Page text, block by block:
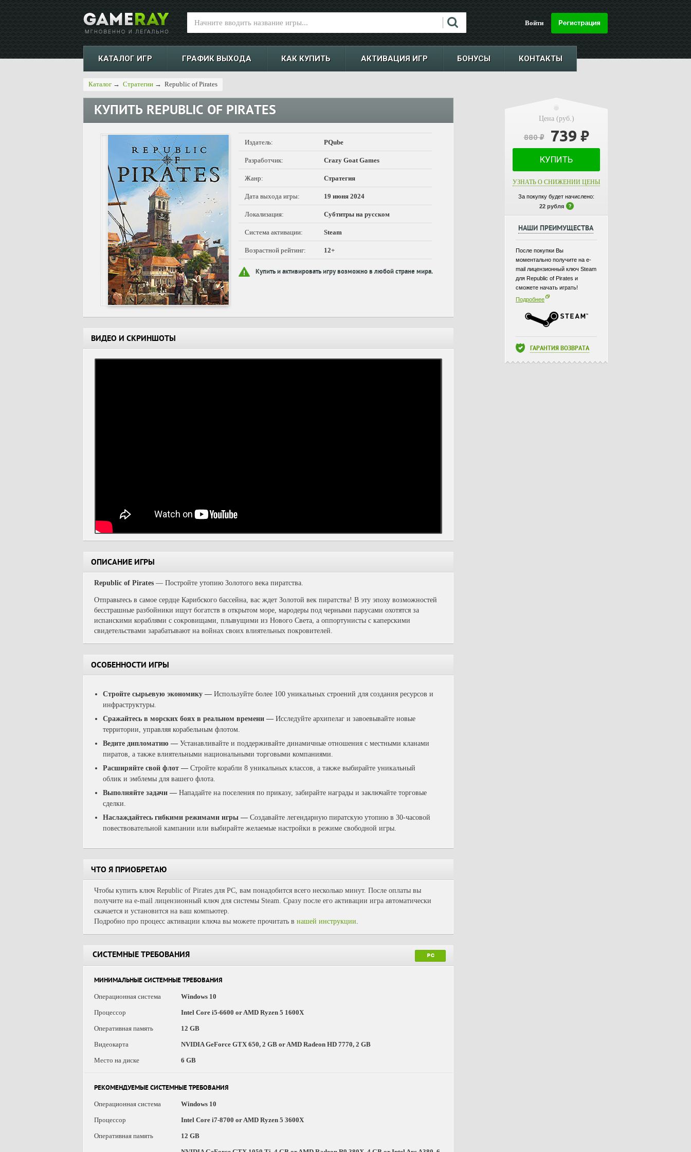
Войти
КАТАЛОГ ИГР ГРАФИК ВЫХОДА КАК КУПИТЬ АКТИВАЦИЯ ИГР БОНУСЫ КОНТАКТЫ
Каталог → Стратегии → Republic of Pirates
КУПИТЬ REPUBLIC OF PIRATES
Издатель: PQube
Разработчик: Crazy Goat Games
Жанр: Стратегия
Дата выхода игры: 19 июня 2024
Локализация: Субтитры на русском
Система активации: Steam
Возрастной рейтинг: 12+
Купить и активировать игру возможно в любой стране мира.
ВИДЕО И СКРИНШОТЫ
ОПИСАНИЕ ИГРЫ
Republic of Pirates — Постройте утопию Золотого века пиратства.
Отправьтесь в самое сердце Карибского бассейна, вас ждет Золотой век пиратства! В эту эпоху возможностей
бесстрашные разбойники ищут богатств в открытом море, мародеры под черными парусами охотятся за
испанскими кораблями с сокровищами, плывущими из Нового Света, а оппортунисты с каперскими
свидетельствами зарабатывают на войнах своих влиятельных покровителей.
ОСОБЕННОСТИ ИГРЫ
Стройте сырьевую экономику — Используйте более 100 уникальных строений для создания ресурсов и
инфраструктуры.
Сражайтесь в морских боях в реальном времени — Исследуйте архипелаг и завоевывайте новые
территории, управляя корабельным флотом.
Ведите дипломатию — Устанавливайте и поддерживайте динамичные отношения с местными кланами
пиратов, а также влиятельными национальными торговыми компаниями.
Расширяйте свой флот — Стройте корабли 8 уникальных классов, а также выбирайте уникальный
облик и эмблемы для вашего флота.
Выполняйте задачи — Нападайте на поселения по приказу, забирайте награды и заключайте торговые
сделки.
Наслаждайтесь гибкими режимами игры — Создавайте легендарную пиратскую утопию в 30-часовой
повествовательной кампании или выбирайте желаемые настройки в режиме свободной игры.
ЧТО Я ПРИОБРЕТАЮ
Чтобы купить ключ Republic of Pirates для PC, вам понадобится всего несколько минут. После оплаты вы
получите на e-mail лицензионный ключ для системы Steam. Сразу после его активации игра автоматически
скачается и установится на ваш компьютер.
Подробно про процесс активации ключа вы можете прочитать в нашей инструкции.
СИСТЕМНЫЕ ТРЕБОВАНИЯ PC
МИНИМАЛЬНЫЕ СИСТЕМНЫЕ ТРЕБОВАНИЯ
Операционная система
Windows 10
Процессор Intel Core i5-6600 or AMD Ryzen 5 1600X
Оперативная память 12 GB
Видеокарта NVIDIA GeForce GTX 650, 2 GB or AMD Radeon HD 7770, 2 GB
Место на диске 6 GB
РЕКОМЕНДУЕМЫЕ СИСТЕМНЫЕ ТРЕБОВАНИЯ
Операционная система
Windows 10
Процессор Intel Core i7-8700 or AMD Ryzen 5 3600X
Оперативная память 12 GB
Цена (руб.)
880₽ 739 ₽
КУПИТЬ
УЗНАТЬ О СНИЖЕНИИ ЦЕНЫ
За покупку будет начислено:
22 рубля
НАШИ ПРЕИМУЩЕСТВА
После покупки Вы
моментально получите на e-
mail лицензионный ключ Steam
для Republic of Pirates и
сможете начать играть!
Подробнее
ГАРАНТИЯ ВОЗВРАТА